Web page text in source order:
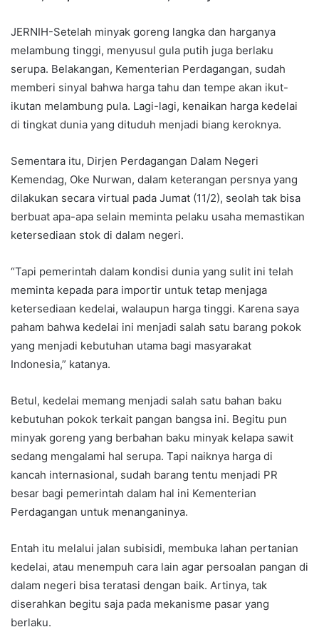
JERNIH-Setelah minyak goreng langka dan harganya
melambung tinggi, menyusul gula putih juga berlaku
serupa. Belakangan, Kementerian Perdagangan, sudah
memberi sinyal bahwa harga tahu dan tempe akan ikut-
ikutan melambung pula. Lagi-lagi, kenaikan harga kedelai
di tingkat dunia yang dituduh menjadi biang keroknya.
Sementara itu, Dirjen Perdagangan Dalam Negeri
Kemendag, Oke Nurwan, dalam keterangan persnya yang
dilakukan secara virtual pada Jumat (11/2), seolah tak bisa
berbuat apa-apa selain meminta pelaku usaha memastikan
ketersediaan stok di dalam negeri.
“Tapi pemerintah dalam kondisi dunia yang sulit ini telah
meminta kepada para importir untuk tetap menjaga
ketersediaan kedelai, walaupun harga tinggi. Karena saya
paham bahwa kedelai ini menjadi salah satu barang pokok
yang menjadi kebutuhan utama bagi masyarakat
Indonesia,” katanya.
Betul, kedelai memang menjadi salah satu bahan baku
kebutuhan pokok terkait pangan bangsa ini. Begitu pun
minyak goreng yang berbahan baku minyak kelapa sawit
sedang mengalami hal serupa. Tapi naiknya harga di
kancah internasional, sudah barang tentu menjadi PR
besar bagi pemerintah dalam hal ini Kementerian
Perdagangan untuk menanganinya.
Entah itu melalui jalan subisidi, membuka lahan pertanian
kedelai, atau menempuh cara lain agar persoalan pangan di
dalam negeri bisa teratasi dengan baik. Artinya, tak
diserahkan begitu saja pada mekanisme pasar yang
berlaku.